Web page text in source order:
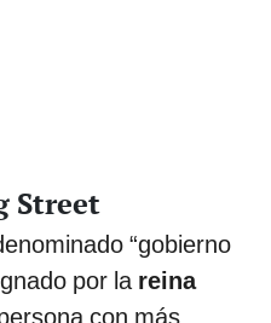
Street
“gobierno
por la reina
con más